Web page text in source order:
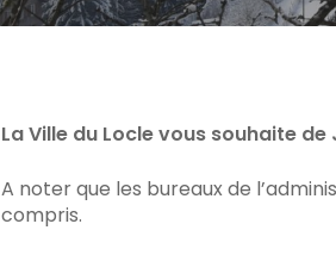
La Ville du Locle vous souhaite
A noter que les bureaux de
compris.